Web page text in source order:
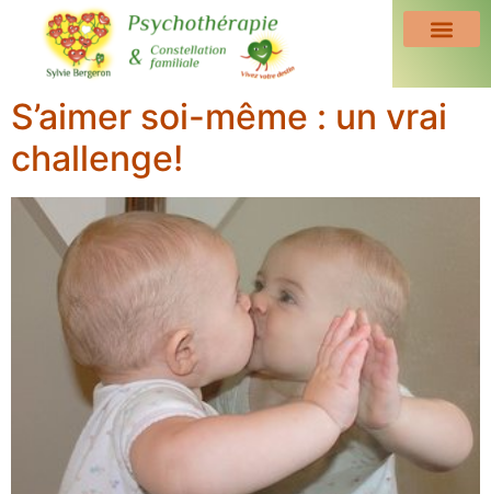
S’aimer soi-même : un vrai
challenge!